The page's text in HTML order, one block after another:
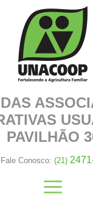
PAVILHÃO
Fale Conosco: (21)